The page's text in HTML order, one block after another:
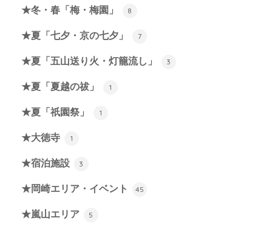
★冬・春「梅・梅園」 8
★夏「七夕・京の七夕」 7
★夏「五山送り火・灯籠流し」 3
★夏「夏越の祓」 1
★夏「祇園祭」 1
★大徳寺 1
★宿泊施設 3
★岡崎エリア・イベント 45
★嵐山エリア 5